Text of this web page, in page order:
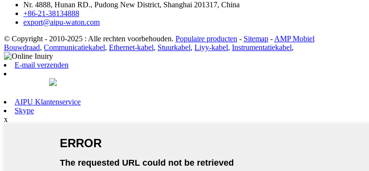
Nr. 4888, Hunan RD., Pudong New District, Shanghai 201317, China
+86-21-38134888
export@aipu-waton.com
© Copyright - 2010-2025 : Alle rechten voorbehouden. Populaire producten - Sitemap - AMP Mobiel
Bouwdraad, Communicatiekabel, Ethernet-kabel, Stuurkabel, Liyy-kabel, Instrumentatiekabel,
E-mail verzenden
AIPU Klantenservice
Skype
x